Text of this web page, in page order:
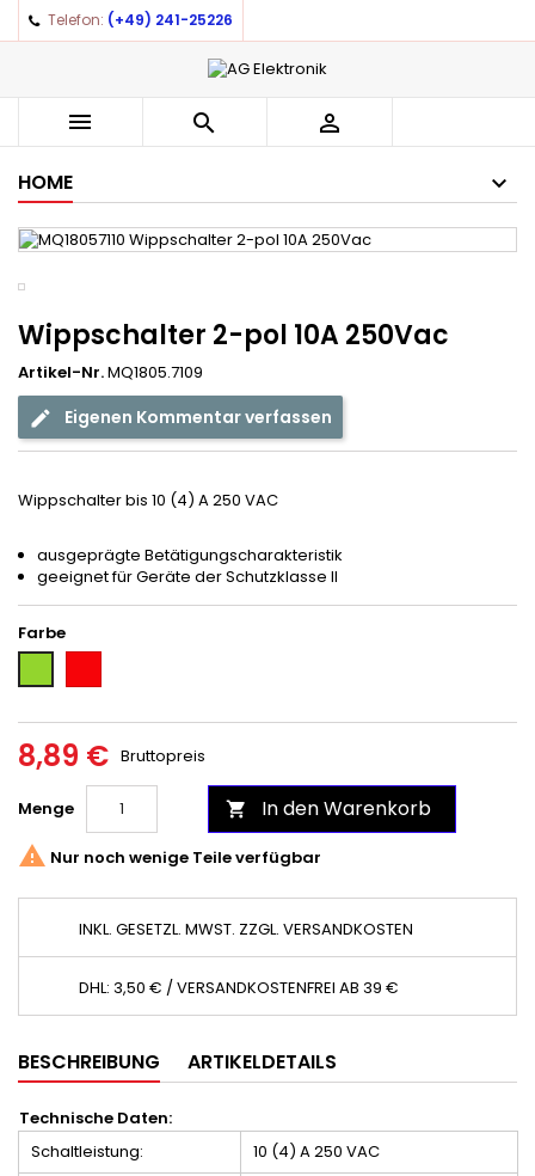
Telefon: (+49) 241-25226
  
HOME
Wippschalter 2-pol 10A 250Vac
Artikel-Nr.MQ1805.7109
Eigenen Kommentar verfassen
Wippschalter bis 10 (4) A 250 VAC
ausgeprägte Betätigungscharakteristik
geeignet für Geräte der Schutzklasse II
Farbe
8,89 € Bruttopreis
Menge  In den Warenkorb
 Nur noch wenige Teile verfügbar
INKL. GESETZL. MWST. ZZGL. VERSANDKOSTEN
DHL: 3,50 € / VERSANDKOSTENFREI AB 39 €
BESCHREIBUNG ARTIKELDETAILS
Technische Daten:
Schaltleistung:
10 (4) A 250 VAC
Auf meine Wunschliste ×
add_circle_outlineCreate new list
((title)) ×
((label))
((cancelText)) ((createText))
Anmelden ×
You need to be logged in to save products in your
wishlist.
((cancelText)) ((loginText))